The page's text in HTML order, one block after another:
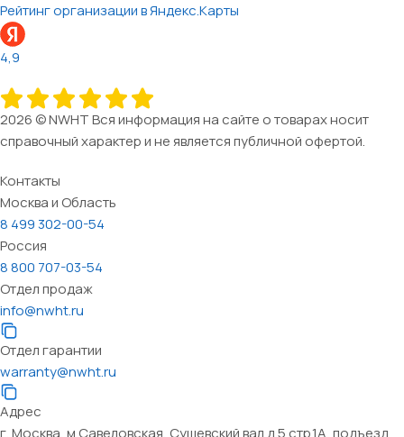
Рейтинг организации в Яндекс.Карты
4,9
2026 © NWHT Вся информация на сайте о товарах носит
справочный характер и не является публичной офертой.
Контакты
Москва и Область
8 499 302-00-54
Россия
8 800 707-03-54
Отдел продаж
info@nwht.ru
Отдел гарантии
warranty@nwht.ru
Адрес